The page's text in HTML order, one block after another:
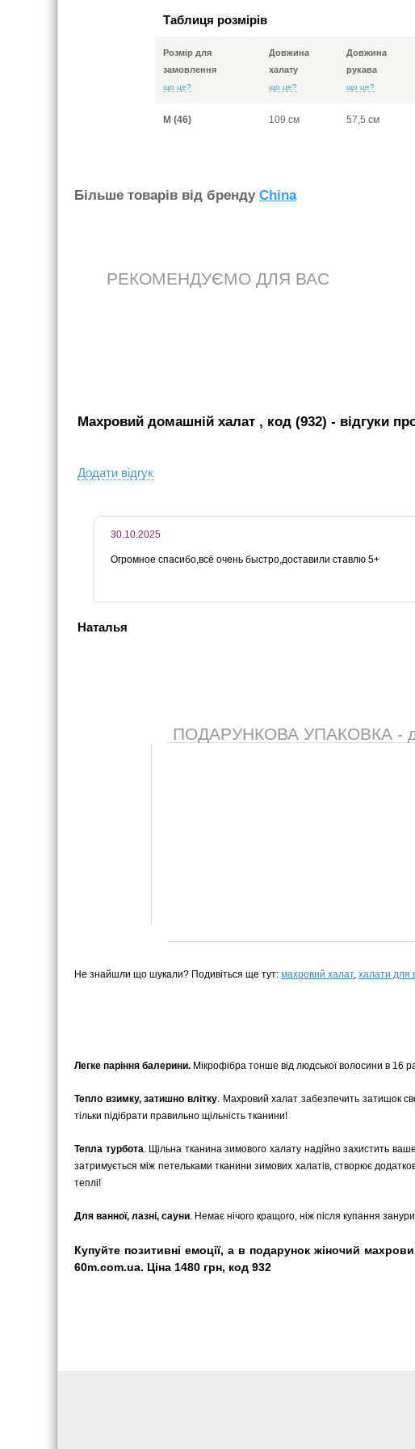
Таблиця розмірів
Розмір для
замовлення
що це?
Довжина
халату
що це?
Довжина
рукава
що це?
M (46) 109 см 57,5 см
Бiльше товарiв вiд бренду China
РЕКОМЕНДУЄМО ДЛЯ ВАС
Махровий домашній халат , код (932) - вiдгуки
Додати вiдгук
30.10.2025
Огромное спасибо,всё очень быстро,доставили ставлю 5+
Наталья
ПОДАРУНКОВА УПАКОВКА -
Не знайшли що шукали? Подивіться ще тут: махровий халат, халати для
Легке паріння балерини. Мікрофібра тонше від людської волосини в 16
Тепло взимку, затишно влітку. Махровий халат забезпечить затишок
тільки підібрати правильно щільність тканини!
Тепла турбота. Щільна тканина зимового халату надійно захистить
затримується між петельками тканини зимових халатів, створює
теплі!
Для ванної, лазні, сауни. Немає нічого кращого, ніж після купання
Купуйте позитивні емоції, а в подарунок жіночий
60m.com.ua. Ціна 1480 грн, код 932